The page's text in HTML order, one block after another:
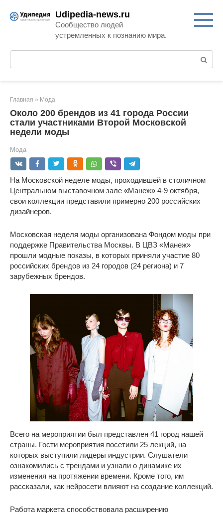
Udipedia-news.ru
Сообщество людей
устремленных к познанию мира.
Главная » Мода
Около 200 брендов из 41 города России
стали участниками Второй Московской
недели моды
Мода
На Московской неделе моды, проходившей в столичном
Центральном выставочном зале «Манеж» 4-9 октября,
свои коллекции представили примерно 200 российских
дизайнеров.
Московская неделя моды организована Фондом моды при
поддержке Правительства Москвы. В ЦВЗ «Манеж»
прошли модные показы, в которых приняли участие 80
российских брендов из 24 городов (24 региона) и 7
зарубежных брендов.
Всего на мероприятии был представлен 41 город нашей
страны. Гости мероприятия посетили 25 лекций, на
которых выступили лидеры индустрии. Слушатели
ознакомились с трендами и узнали о динамике их
изменения на протяжении времени. Кроме того, им
рассказали, как нейросети влияют на создание коллекций.
Работа маркета способствовала расширению